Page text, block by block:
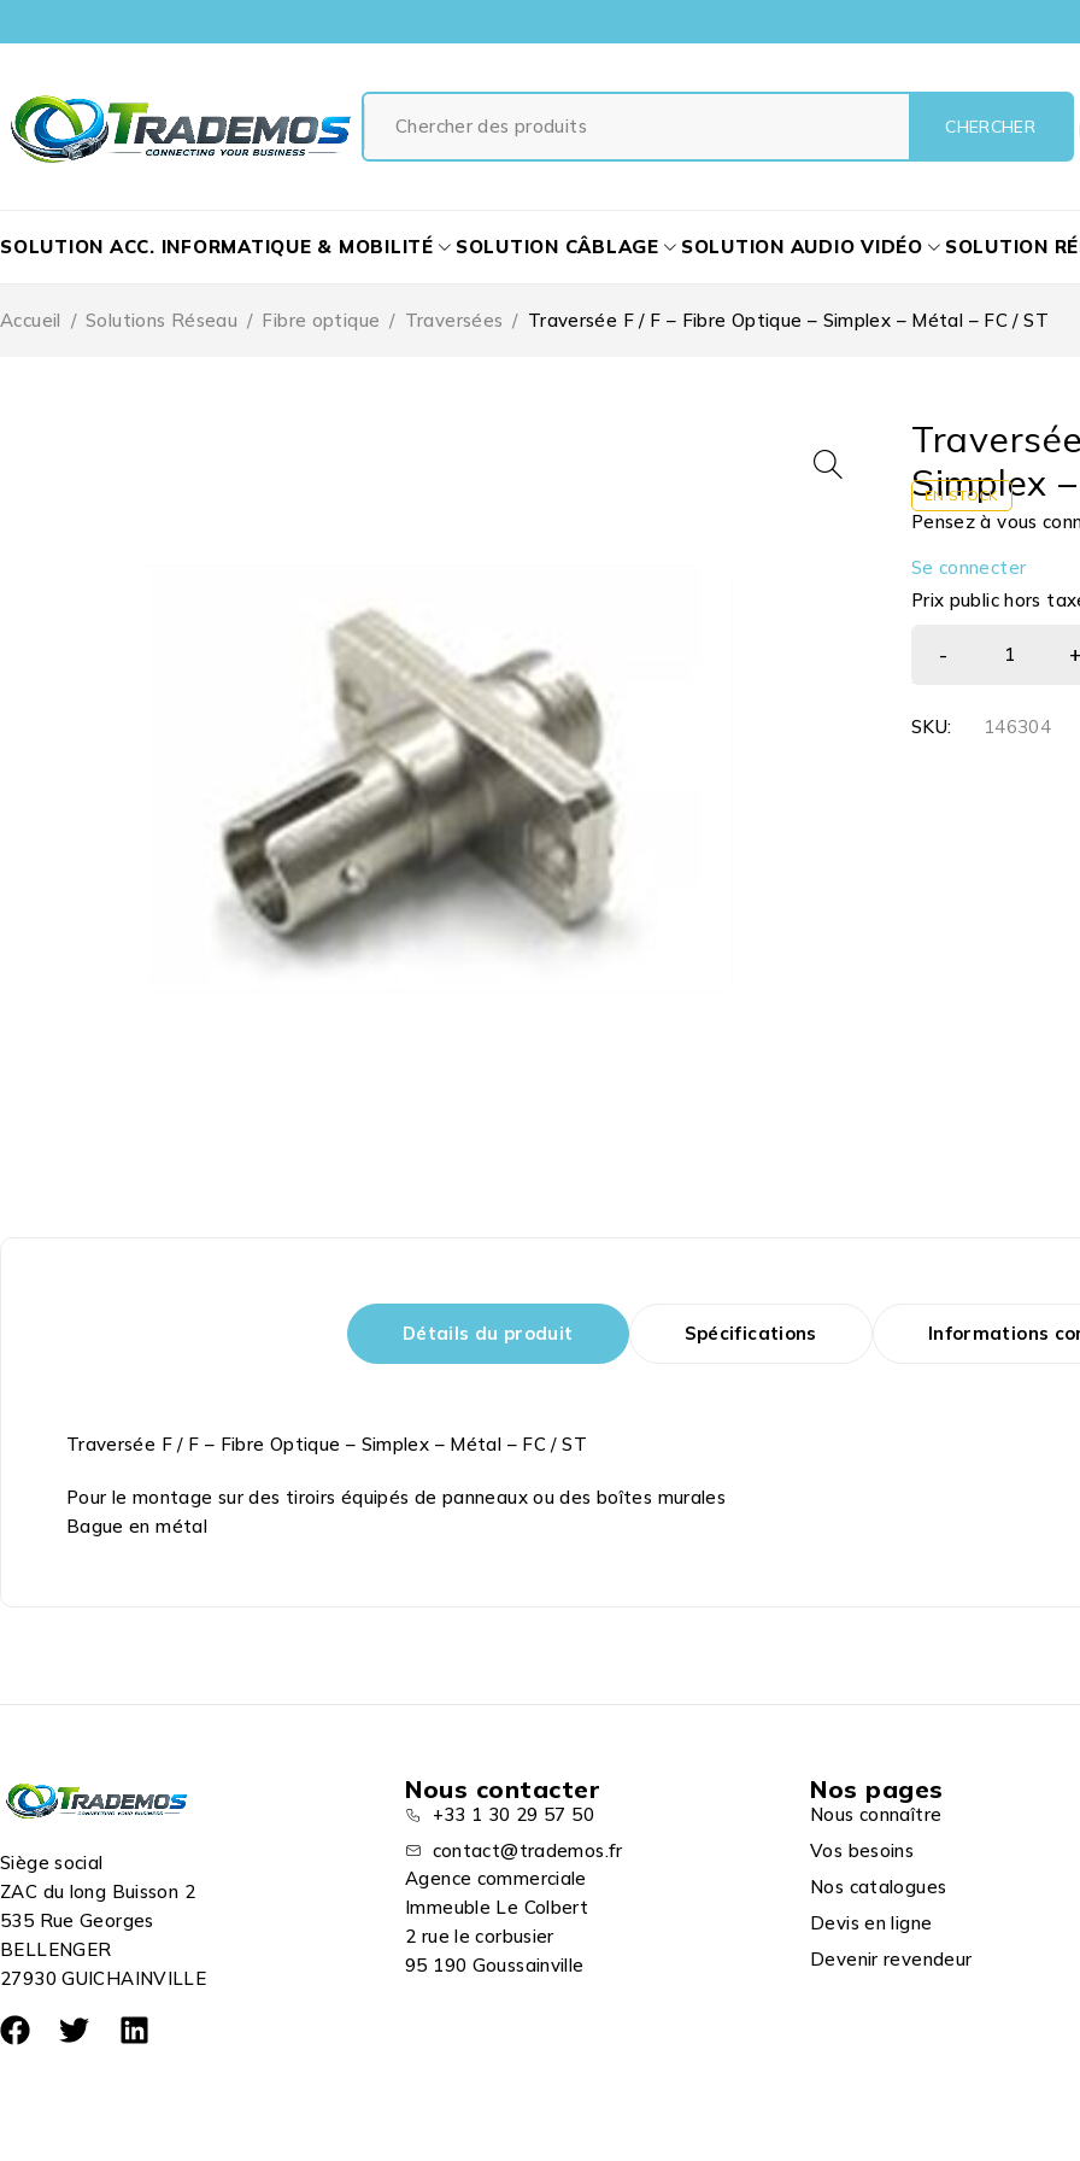
SOLUTION ACC. INFORMATIQUE & MOBILITÉ SOLUTION CÂBLAGE SOLUTION AUDIO VIDÉO SOLUTION
Accueil / Solutions Réseau / Fibre optique / Traversées / Traversée F / F – Fibre Optique – Simplex – Métal – FC / ST
Simplex
EN STOCK
Pensez à vous
Se connecter
Prix public hors
SKU: 146304
Détails du produit Spécifications Informations
Traversée F / F – Fibre Optique – Simplex – Métal – FC / ST
Pour le montage sur des tiroirs équipés de panneaux ou des boîtes murales
Bague en métal
Siège social
ZAC du long Buisson 2
535 Rue Georges
BELLENGER
27930 GUICHAINVILLE
Nous contacter
+33 1 30 29 57 50
contact@trademos.fr
Agence commerciale
Immeuble Le Colbert
2 rue le corbusier
95 190 Goussainville
Nos pages
Nous connaître
Vos besoins
Nos catalogues
Devis en ligne
Devenir revendeur